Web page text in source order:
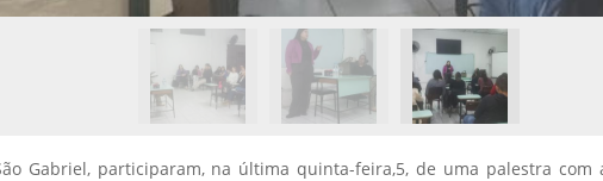
Gabriel, participaram, na última quinta-feira,5, de uma palestra